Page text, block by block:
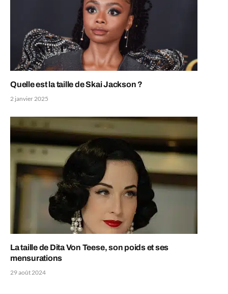
Quelle est la taille de Skai Jackson ?
2 janvier 2025
La taille de Dita Von Teese, son poids et ses
mensurations
29 août 2024